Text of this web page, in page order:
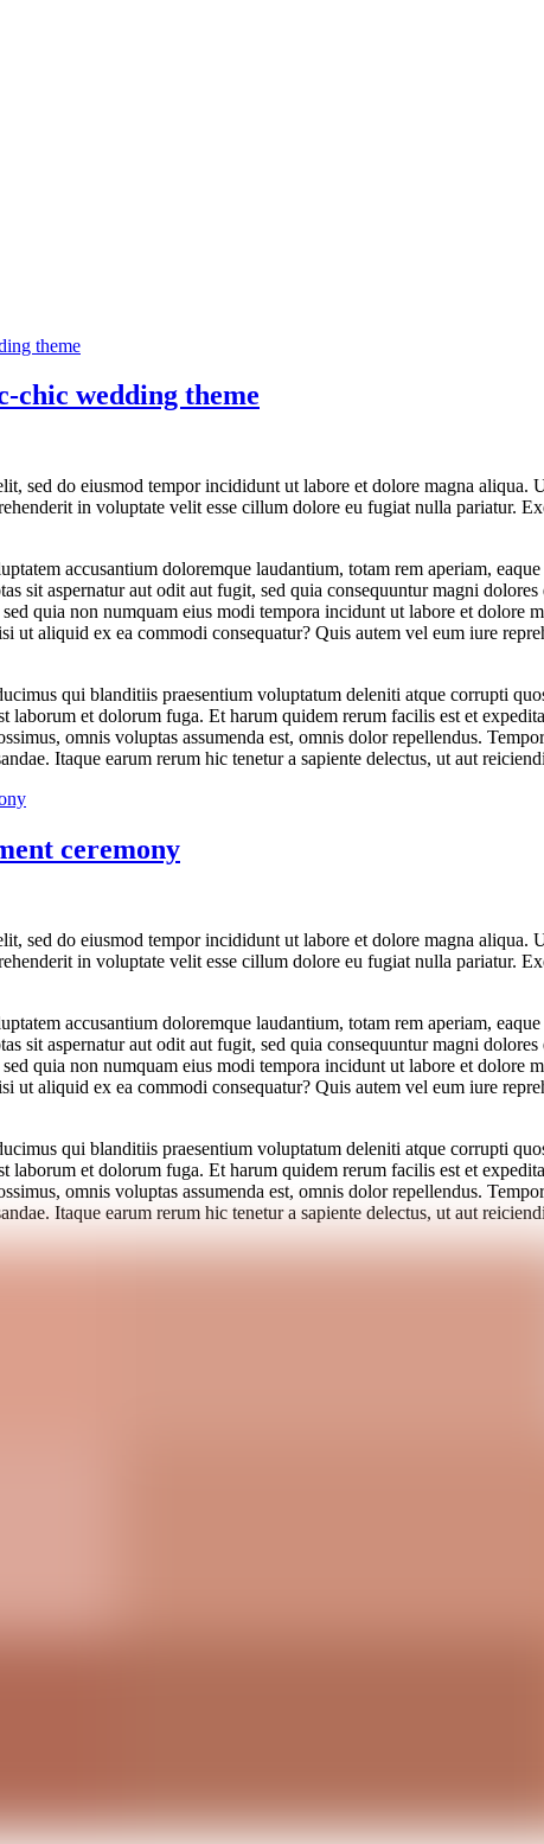
chic wedding theme
sed do eiusmod tempor incididunt ut labore et dolore magna
in voluptate velit esse cillum dolore eu fugiat nulla pariatur.
accusantium doloremque laudantium, totam rem aperiam,
sit aspernatur aut odit aut fugit, sed quia consequuntur magni
quia non numquam eius modi tempora incidunt ut labore et dolore
ut aliquid ex ea commodi consequatur? Quis autem vel eum iure
qui blanditiis praesentium voluptatum deleniti atque corrupti
et dolorum fuga. Et harum quidem rerum facilis est et
omnis voluptas assumenda est, omnis dolor repellendus.
Itaque earum rerum hic tenetur a sapiente delectus, ut aut
ceremony
sed do eiusmod tempor incididunt ut labore et dolore magna
in voluptate velit esse cillum dolore eu fugiat nulla pariatur.
accusantium doloremque laudantium, totam rem aperiam,
sit aspernatur aut odit aut fugit, sed quia consequuntur magni
quia non numquam eius modi tempora incidunt ut labore et dolore
ut aliquid ex ea commodi consequatur? Quis autem vel eum iure
qui blanditiis praesentium voluptatum deleniti atque corrupti
et dolorum fuga. Et harum quidem rerum facilis est et
omnis voluptas assumenda est, omnis dolor repellendus.
Itaque earum rerum hic tenetur a sapiente delectus, ut aut